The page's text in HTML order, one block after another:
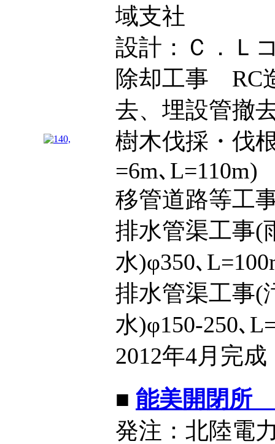
域支社
設計：Ｃ．Ｌ
除却工事 RC
去、埋設管撤
樹木伐採・伐
=6m､L=110m)
移管道路等工
排水管渠工事(
水)φ350､
排水管渠工事(
水)φ150-250､
2012年4月完成
■ 能美開閉所
発注：北陸電